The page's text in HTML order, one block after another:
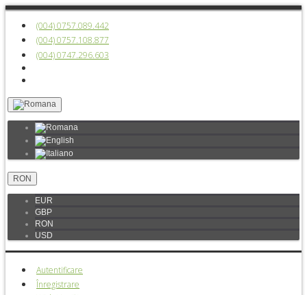
(004) 0757.089.442
(004) 0757.108.877
(004) 0747.296.603
RON
EUR
GBP
RON
USD
Autentificare
Înregistrare